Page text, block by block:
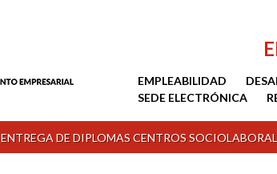
EMPLEABILIDAD
SEDE ELECTRÓNICA
ENTREGA DE DIPLOMAS CENTROS